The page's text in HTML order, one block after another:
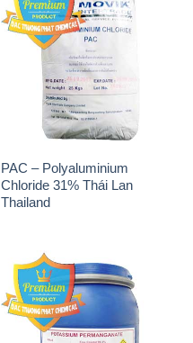
PAC – Polyaluminium
Chloride 31% Thái Lan
Thailand